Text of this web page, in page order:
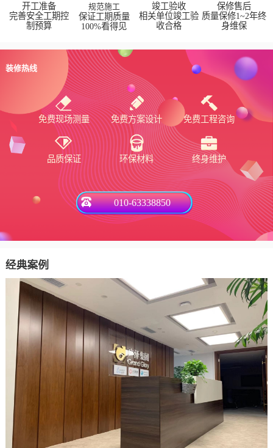
开工准备
完善安全工期控
制预算
规范施工
保证工期质量
100%看得见
竣工验收
相关单位竣工验
收合格
保修售后
质量保修1~2年终
身维保
装修热线
免费现场测量 免费方案设计 免费工程咨询
品质保证 环保材料 终身维护
010-63338850